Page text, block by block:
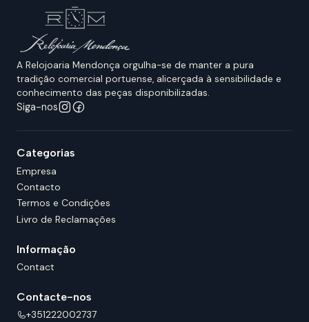
A Relojoaria Mendonça orgulha-se de manter a pura
tradição comercial portuense, alicerçada à sensibilidade e
conhecimento das peças disponibilizadas.
Siga-nos
Categorias
Empresa
Contacto
Termos e Condições
Livro de Reclamações
Informação
Contact
Contacte-nos
+351222002737